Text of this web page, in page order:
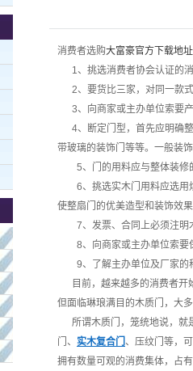
消费者选购大富豪官方下载地址
1、挑选消费者协会认证的
2、要货比三家，对同一款式
3、向商家或主办单位索要
4、断定门型，首先应明确整
带玻璃的装饰门等等。一般装
5、门的用料应与整体装修的
6、挑选实木门用料应选用烘
使整扇门的优美造型和装饰效
7、发票、合同上必须注明
8、向商家或主办单位索要
9、了解主办单位及厂家的
目前，越来越多的消费者开
但面临琳琅满目的木质门，大
所谓木质门，笼统地说，就
门、 实木复合门 、压纹门等，
拥有数量可观的消费集体，占